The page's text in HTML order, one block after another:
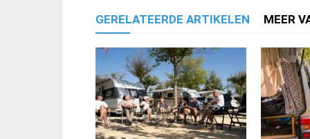
GERELATEERDE ARTIKELEN MEER